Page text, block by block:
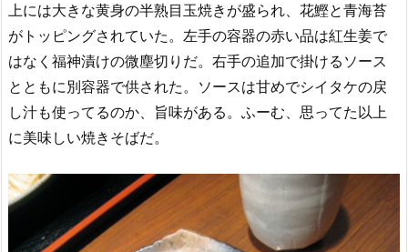
上には大きな黄身の半熟目玉焼きが盛られ、花鰹と青海苔
がトッピングされていた。左手の容器の赤い品は紅生姜で
はなく福神漬けの微塵切りだ。右手の追加で掛けるソース
とともに別容器で供された。ソースは甘めでシイタケの戻
し汁も使ってるのか、旨味がある。ふーむ、思ってた以上
に美味しい焼きそばだ。